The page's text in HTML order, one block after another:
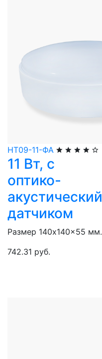
НТ09-11-ФА
11 Вт, с
оптико-
акустический
датчиком
Размер 140x140x55 мм.
742.31 руб.